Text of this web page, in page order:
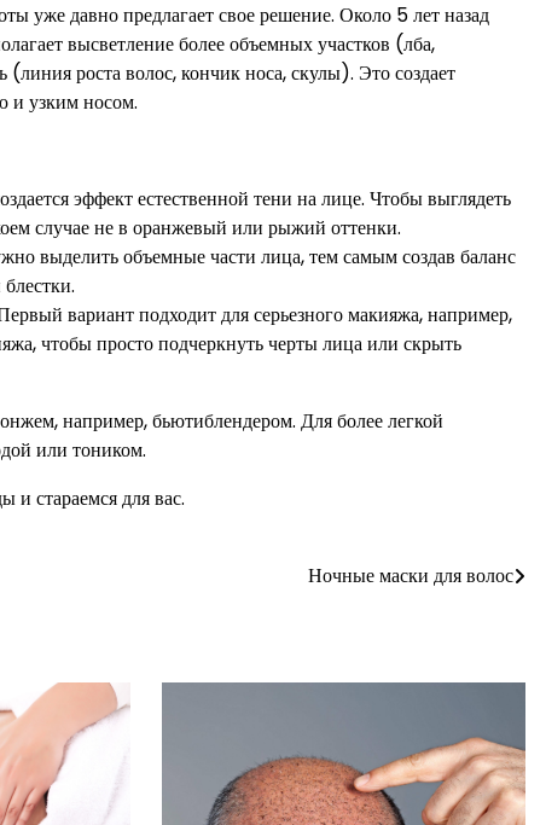
уже давно предлагает свое решение. Около 5 лет назад
высветление более объемных участков (лба,
роста волос, кончик носа, скулы). Это создает
и узким носом.
эффект естественной тени на лице. Чтобы выглядеть
случае не в оранжевый или рыжий оттенки.
выделить объемные части лица, тем самым создав баланс
вариант подходит для серьезного макияжа, например,
чтобы просто подчеркнуть черты лица или скрыть
например, бьютиблендером. Для более легкой
или тоником.
стараемся для вас.
Ночные маски для волос